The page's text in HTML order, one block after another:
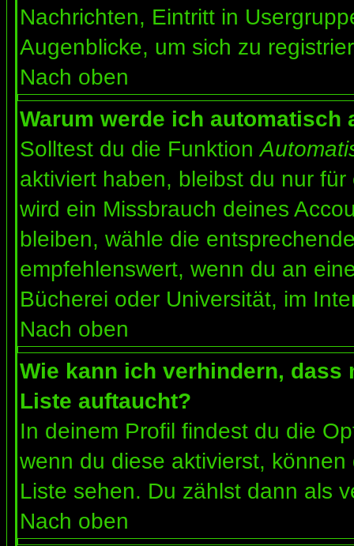
Nachrichten, Eintritt in
Augenblicke, um sich zu
Nach oben
Warum werde ich automatisch
Solltest du die Funktion
aktiviert haben, bleibst du nur
wird ein Missbrauch deines
bleiben, wähle die
empfehlenswert, wenn du an
Bücherei oder Universität, im
Nach oben
Wie kann ich verhindern, dass
Liste auftaucht?
In deinem Profil findest du die
wenn du diese aktivierst,
Liste sehen. Du zählst dann als
Nach oben